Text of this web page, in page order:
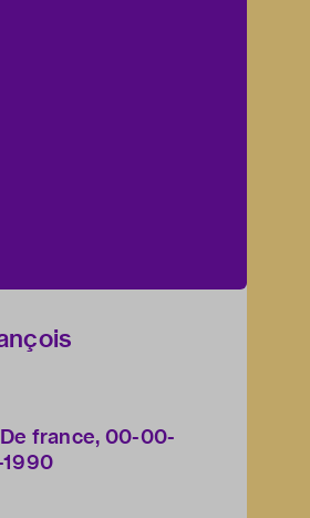
france, 00-00-